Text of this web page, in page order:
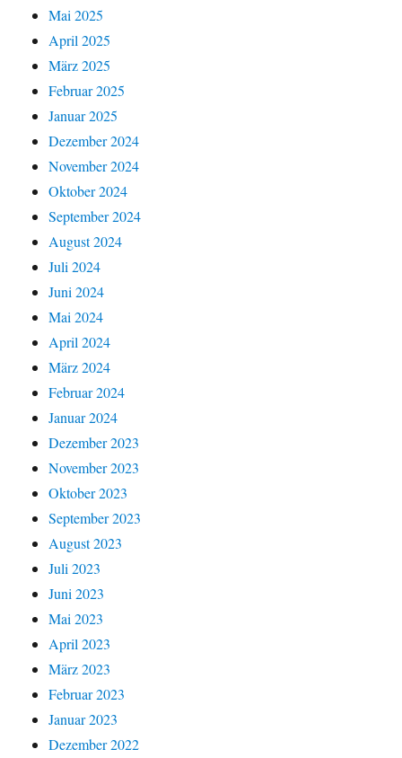
Mai 2025
April 2025
März 2025
Februar 2025
Januar 2025
Dezember 2024
November 2024
Oktober 2024
September 2024
August 2024
Juli 2024
Juni 2024
Mai 2024
April 2024
März 2024
Februar 2024
Januar 2024
Dezember 2023
November 2023
Oktober 2023
September 2023
August 2023
Juli 2023
Juni 2023
Mai 2023
April 2023
März 2023
Februar 2023
Januar 2023
Dezember 2022